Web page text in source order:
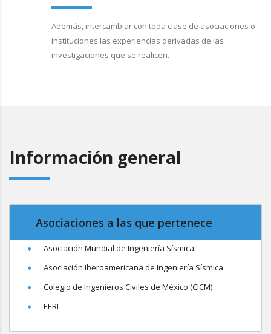
Además, intercambiar con toda clase de asociaciones o
instituciones las experiencias derivadas de las
investigaciones que se realicen.
Información general
Asociaciones a las que pertenece
Asociación Mundial de Ingeniería Sísmica
Asociación Iberoamericana de Ingeniería Sísmica
Colegio de Ingenieros Civiles de México (CICM)
EERI